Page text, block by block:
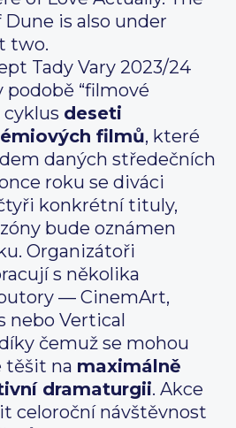
is also under
two.
Tady Vary 2023/24
podobě “filmové
cyklus deseti
filmů, které
daných středečních
roku se diváci
konkrétní tituly,
bude oznámen
Organizátoři
s několika
— CinemArt,
nebo Vertical
čemuž se mohou
těšit na maximálně
dramaturgii. Akce
celoroční návštěvnost